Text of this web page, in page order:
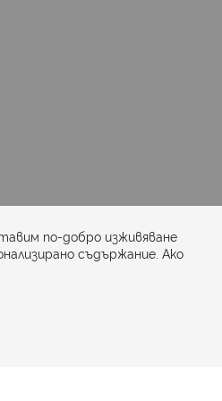
по-добро изживяване
съдържание. Ако